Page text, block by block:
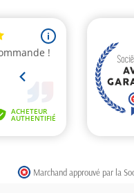
Marchand approuvé par la